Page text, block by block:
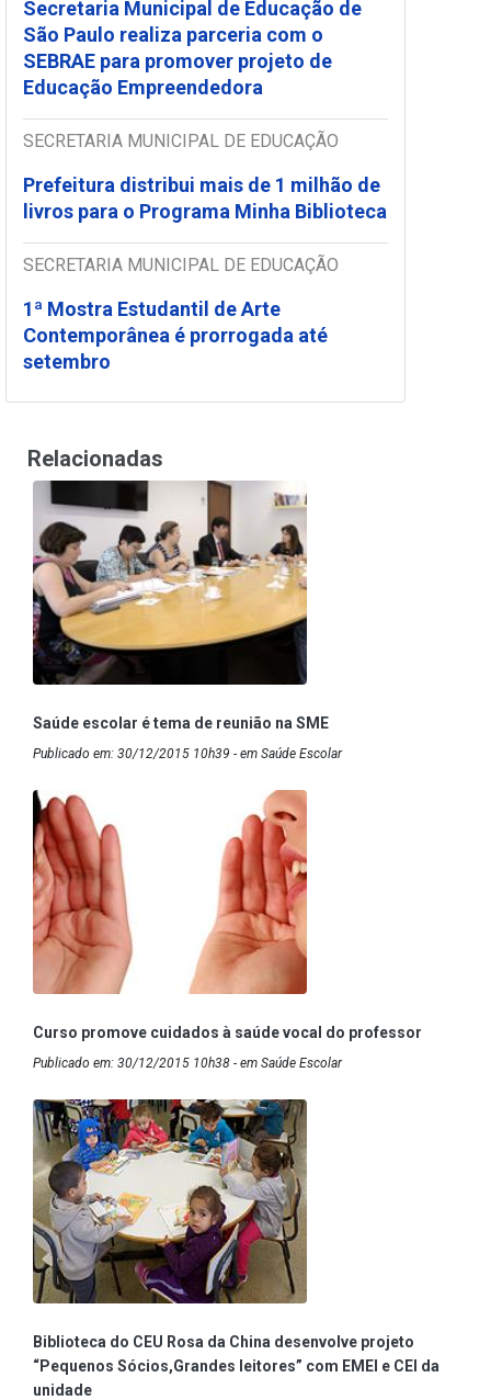
Secretaria Municipal de Educação de
São Paulo realiza parceria com o
SEBRAE para promover projeto de
Educação Empreendedora
SECRETARIA MUNICIPAL DE EDUCAÇÃO
Prefeitura distribui mais de 1 milhão de
livros para o Programa Minha Biblioteca
SECRETARIA MUNICIPAL DE EDUCAÇÃO
1ª Mostra Estudantil de Arte
Contemporânea é prorrogada até
setembro
Relacionadas
Saúde escolar é tema de reunião na SME
Publicado em: 30/12/2015 10h39 - em Saúde Escolar
Curso promove cuidados à saúde vocal do professor
Publicado em: 30/12/2015 10h38 - em Saúde Escolar
Biblioteca do CEU Rosa da China desenvolve projeto
“Pequenos Sócios,Grandes leitores” com EMEI e CEI da
unidade